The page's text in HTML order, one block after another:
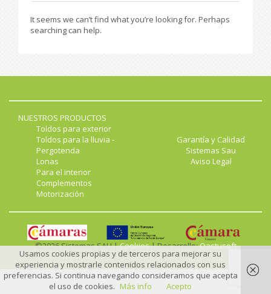
It seems we can’t find what you’re looking for. Perhaps
searching can help.
NUESTROS PRODUCTOS
Toldos para exterior
Toldos para la lluvia -
Pergotenda
Lonas
Para el interior
Complementos
Motorización
Garantía y Calidad
Sistemas Sau
Aviso Legal
©2026 Sistemas SAU |Cookies| Desarrollo:Qastusoft
Usamos cookies propias y de terceros para mejorar su
experiencia y mostrarle contenidos relacionados con sus
preferencias. Si continua navegando consideramos que acepta
el uso de cookies. Más info Acepto